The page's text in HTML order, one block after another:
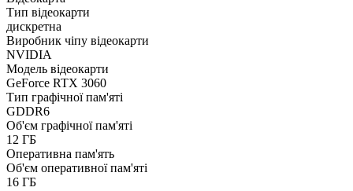
Тип відеокарти
дискретна
Виробник чіпу відеокарти
NVIDIA
Модель відеокарти
GeForce RTX 3060
Тип графічної пам'яті
GDDR6
Об'єм графічної пам'яті
12 ГБ
Оперативна пам'ять
Об'єм оперативної пам'яті
16 ГБ